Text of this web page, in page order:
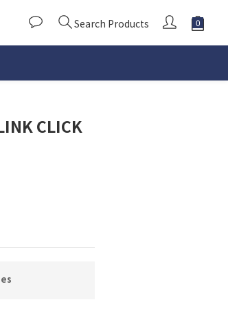
Search Products
CLICK